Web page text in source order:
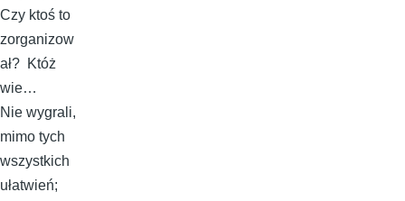
Czy ktoś to
zorganizow
ał? Któż
wie…
Nie wygrali,
mimo tych
wszystkich
ułatwień;